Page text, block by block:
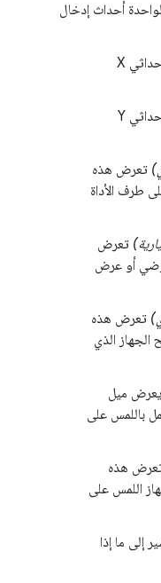
أحداث إدخال
تعرض الإحداثي X
تعرض الإحداثي Y
تعرض هذه
طرف الأداة
تعرض
أو عرض
تعرض هذه
الجهاز الذي
يعرض ميل
باللمس على
هذه
اللمس على
إلى ما إذا